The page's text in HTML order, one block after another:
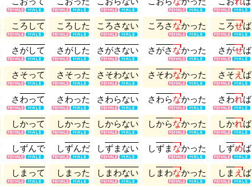
こ ろ して こ ろ した こ ろさ ない こ ろさ なかった こ ろせば
さがして さがした さがさ ない さがさ なかった さがせば
さ そって さ そった さ そわない さ そわなかった さ そえば
さ わって さ わった さ わらない さ わらなかった さ われば
しかって しかった しからない しからなかった しかれば
しずんで しずんだ しずま ない しずま なかった しずめば
し ま って し ま った し ま わない し ま わなかった し ま えば